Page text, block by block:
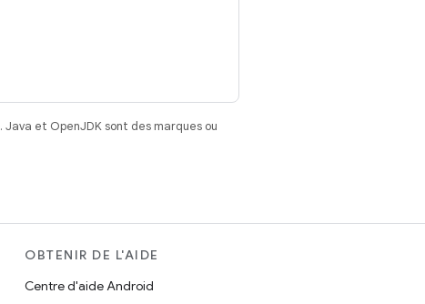
. Java et OpenJDK sont des marques ou
OBTENIR DE L'AIDE
Centre d'aide Android